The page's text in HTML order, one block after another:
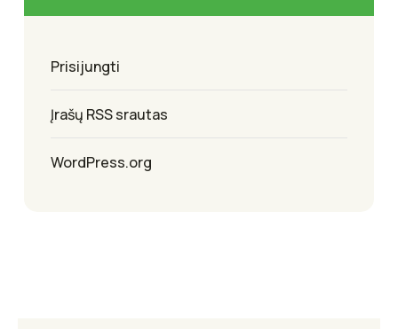
Prisijungti
Įrašų RSS srautas
WordPress.org